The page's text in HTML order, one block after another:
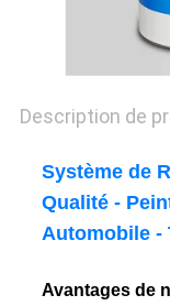
POLITIQUE
Description de
Système de
Qualité -
Automobile -
Avantages de